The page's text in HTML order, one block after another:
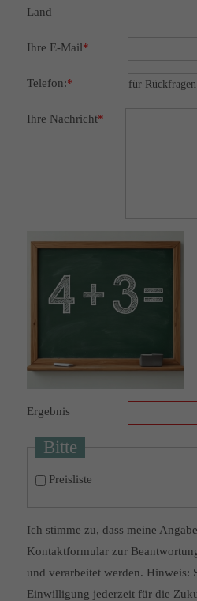
Land
Ihre E-Mail*
Telefon:*
Ihre Nachricht*
Ergebnis
Bitte
Preisliste
Ich stimme zu, dass meine
Kontaktformular zur
und verarbeitet werden. Hinweis:
Einwilligung jederzeit für die